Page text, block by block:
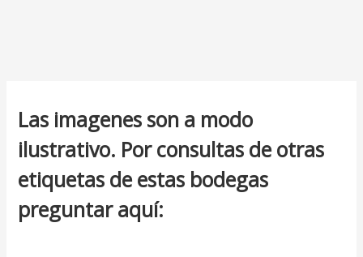
Las imagenes son a modo
ilustrativo. Por consultas de otras
etiquetas de estas bodegas
preguntar aquí: